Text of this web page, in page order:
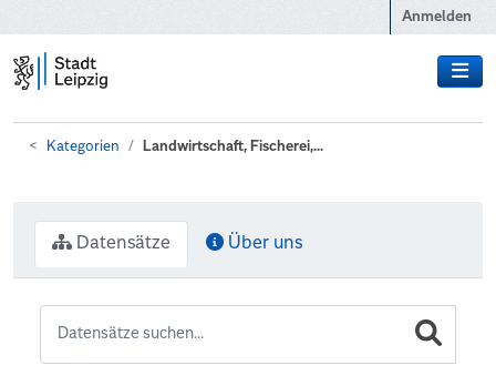
Anmelden
Kategorien Landwirtschaft, Fischerei,...
Datensätze Über uns